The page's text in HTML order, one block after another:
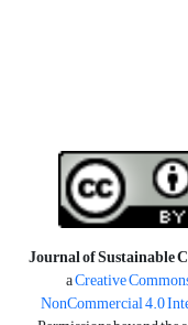
Journal of Sustainable
aCreative
NonCommercial 4.0